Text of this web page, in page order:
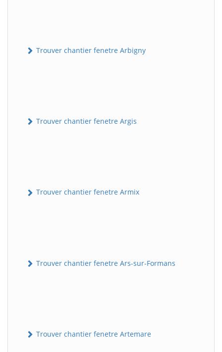
Trouver chantier fenetre Arbigny
Trouver chantier fenetre Argis
Trouver chantier fenetre Armix
Trouver chantier fenetre Ars-sur-Formans
Trouver chantier fenetre Artemare